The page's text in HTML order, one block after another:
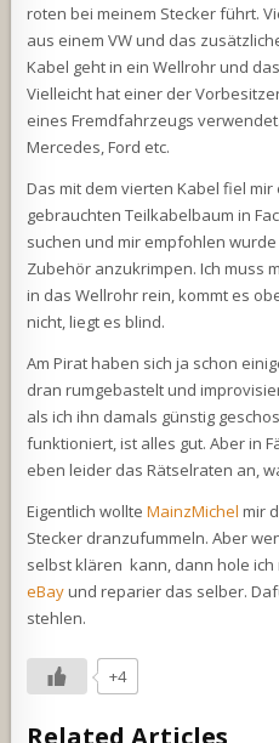
roten bei meinem Stecker führt.
aus einem VW und das
Kabel geht in ein Wellrohr und
Vielleicht hat einer der
eines Fremdfahrzeugs
Mercedes, Ford etc.
Das mit dem vierten Kabel fiel
gebrauchten Teilkabelbaum in
suchen und mir empfohlen
Zubehör anzukrimpen. Ich muss
in das Wellrohr rein, kommt es
nicht, liegt es blind.
Am Pirat haben sich ja schon
dran rumgebastelt und
als ich ihn damals günstig
funktioniert, ist alles gut. Aber in
eben leider das Rätselraten an,
Eigentlich wollteMainzMichel mir
Stecker dranzufummeln. Aber
selbst klären kann, dann hole
eBayund reparier das selber.
stehlen.
+4
Related Articles